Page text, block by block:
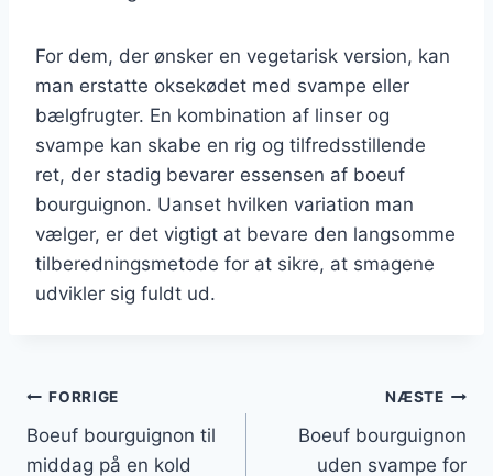
For dem, der ønsker en vegetarisk version, kan
man erstatte oksekødet med svampe eller
bælgfrugter. En kombination af linser og
svampe kan skabe en rig og tilfredsstillende
ret, der stadig bevarer essensen af boeuf
bourguignon. Uanset hvilken variation man
vælger, er det vigtigt at bevare den langsomme
tilberedningsmetode for at sikre, at smagene
udvikler sig fuldt ud.
Indlægsnavigation
FORRIGE
Boeuf bourguignon til
middag på en kold
NÆSTE
Boeuf bourguignon
uden svampe for